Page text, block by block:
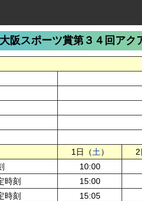
スポーツ賞第３４回アク
1日（土）
2
10:00
時刻
15:00
時刻
15:05